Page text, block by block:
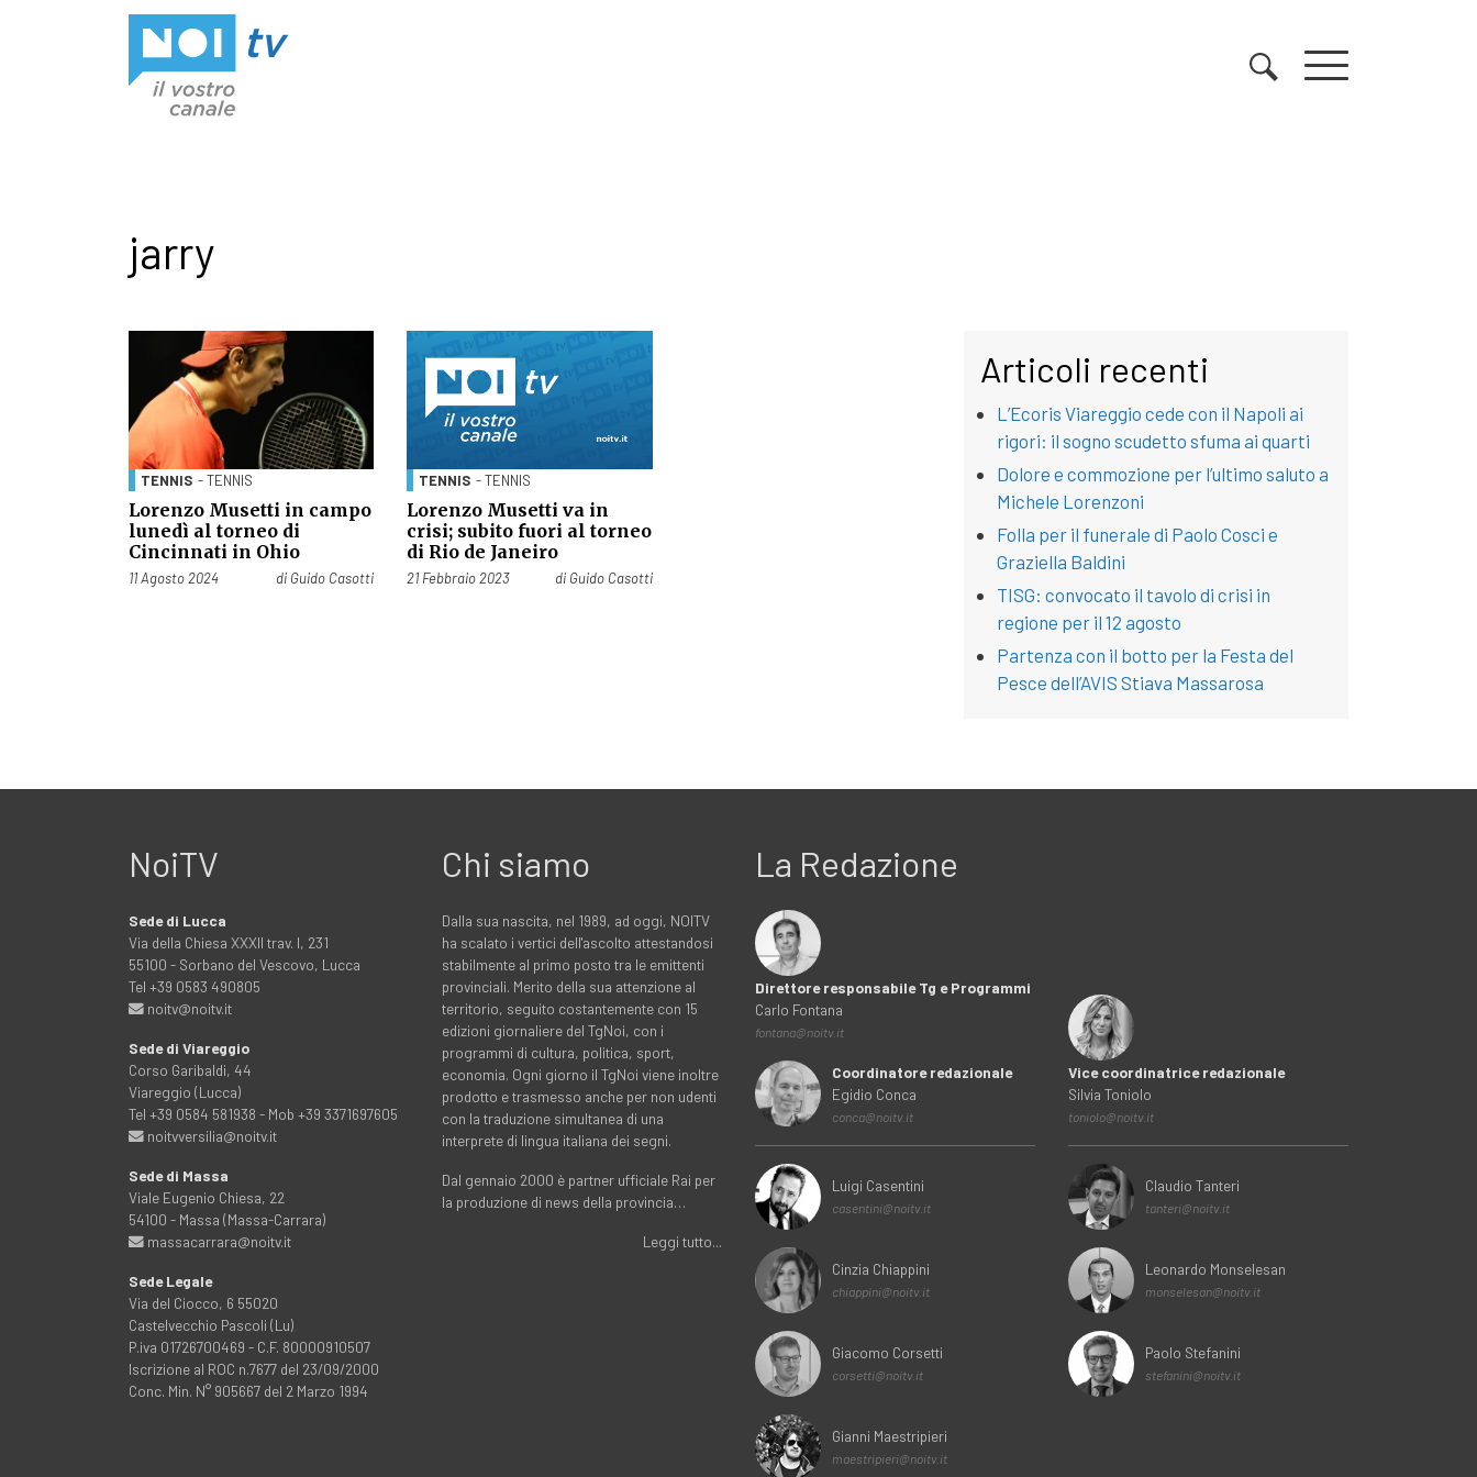
jarry
TENNIS - TENNIS
Lorenzo Musetti in campo
lunedì al torneo di
Cincinnati in Ohio
Pubblicato il
11 Agosto 2024 di Guido Casotti
TENNIS - TENNIS
Lorenzo Musetti va in
crisi; subito fuori al torneo
di Rio de Janeiro
Pubblicato il
21 Febbraio 2023 di Guido Casotti
Articoli recenti
L’Ecoris Viareggio cede con il Napoli ai
rigori: il sogno scudetto sfuma ai quarti
Dolore e commozione per l’ultimo saluto a
Michele Lorenzoni
Folla per il funerale di Paolo Cosci e
Graziella Baldini
TISG: convocato il tavolo di crisi in
regione per il 12 agosto
Partenza con il botto per la Festa del
Pesce dell’AVIS Stiava Massarosa
NoiTV
Sede di Lucca
Via della Chiesa XXXII trav. I, 231
55100 - Sorbano del Vescovo, Lucca
Tel +39 0583 490805
noitv@noitv.it
Sede di Viareggio
Corso Garibaldi, 44
Viareggio (Lucca)
Tel +39 0584 581938 - Mob +39 3371697605
noitvversilia@noitv.it
Sede di Massa
Viale Eugenio Chiesa, 22
54100 - Massa (Massa-Carrara)
massacarrara@noitv.it
Sede Legale
Via del Ciocco, 6 55020
Castelvecchio Pascoli (Lu)
P.iva 01726700469 - C.F. 80000910507
Iscrizione al ROC n.7677 del 23/09/2000
Conc. Min. N° 905667 del 2 Marzo 1994
Chi siamo
Dalla sua nascita, nel 1989, ad oggi, NOITV
ha scalato i vertici dell'ascolto attestandosi
stabilmente al primo posto tra le emittenti
provinciali. Merito della sua attenzione al
territorio, seguito costantemente con 15
edizioni giornaliere del TgNoi, con i
programmi di cultura, politica, sport,
economia. Ogni giorno il TgNoi viene inoltre
prodotto e trasmesso anche per non udenti
con la traduzione simultanea di una
interprete di lingua italiana dei segni.
Dal gennaio 2000 è partner ufficiale Rai per
la produzione di news della provincia…
Leggi tutto...
La Redazione
Direttore responsabile Tg e Programmi
Carlo Fontana
fontana@noitv.it
Coordinatore redazionale
Egidio Conca
conca@noitv.it
Luigi Casentini
casentini@noitv.it
Cinzia Chiappini
chiappini@noitv.it
Giacomo Corsetti
corsetti@noitv.it
Gianni Maestripieri
maestripieri@noitv.it
Vice coordinatrice redazionale
Silvia Toniolo
toniolo@noitv.it
Claudio Tanteri
tanteri@noitv.it
Leonardo Monselesan
monselesan@noitv.it
Paolo Stefanini
stefanini@noitv.it